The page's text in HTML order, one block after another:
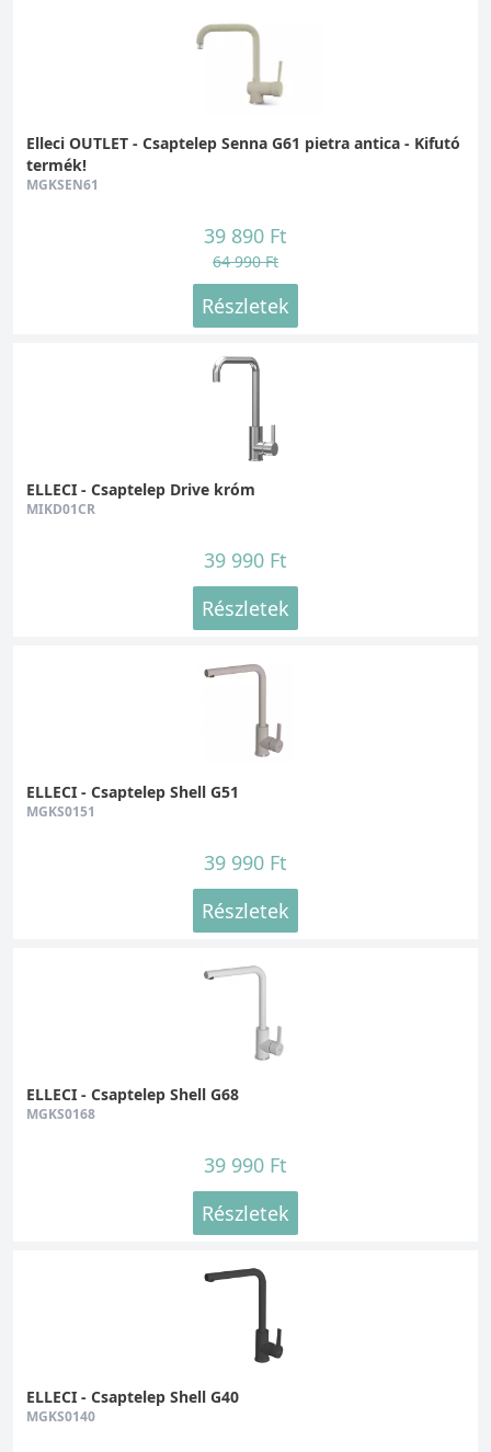
Elleci OUTLET - Csaptelep Senna G61 pietra antica - Kifutó
termék!
MGKSEN61
39 890 Ft
64 990 Ft
Részletek
ELLECI - Csaptelep Drive króm
MIKD01CR
39 990 Ft
Részletek
ELLECI - Csaptelep Shell G51
MGKS0151
39 990 Ft
Részletek
ELLECI - Csaptelep Shell G68
MGKS0168
39 990 Ft
Részletek
ELLECI - Csaptelep Shell G40
MGKS0140